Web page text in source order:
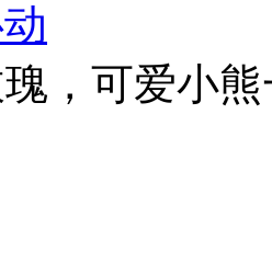
，可爱小